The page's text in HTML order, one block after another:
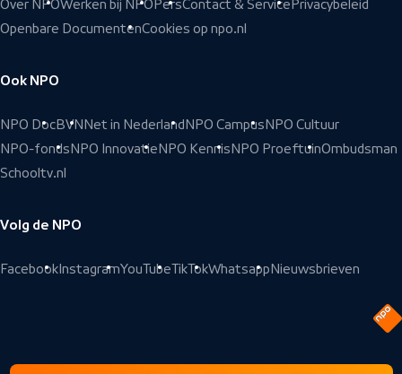
Over NPOWerken bij NPO PersContact & Service Privacybeleid
Openbare DocumentenCookies op npo.nl
Ook NPO
NPO DocBVN Net in Nederland NPO Campus NPO Cultuur
NPO-fonds NPO Innovatie NPO Kennis NPO ProeftuinOmbudsman
Schooltv.nl
Volg de NPO
Facebook InstagramYouTubeTikTokWhatsapp Nieuwsbrieven